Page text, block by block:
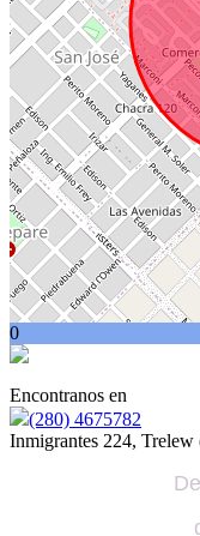
0
Encontranos en
(280) 4675782
Inmigrantes 224, Trelew